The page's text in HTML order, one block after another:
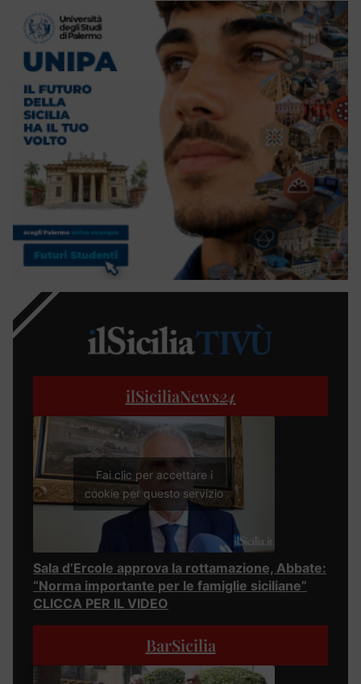
ilSiciliaNews24
Fai clic per accettare i
cookie per questo servizio
Sala d’Ercole approva la rottamazione, Abbate:
“Norma importante per le famiglie siciliane”
CLICCA PER IL VIDEO
BarSicilia